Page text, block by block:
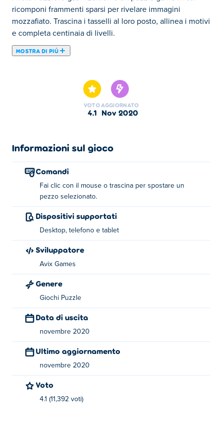
ricomponi frammenti sparsi per rivelare immagini
mozzafiato. Trascina i tasselli al loro posto, allinea i motivi
e completa centinaia di livelli.
MOSTRA DI PIÙ
posiziona nel punto giusto per rivelare un'immagine
straordinaria. Se hai tutti i pezzi al posto giusto, completa
il livello! Ci sono 3 livelli di difficoltà tra cui scegliere:
livelli! Puoi completarli tutti?
Fare clic o trascinare per spostare un pezzo selezionato.
Metti tutti i pezzi per rivelare l'immagine e finire il livello.
Informazioni sul creatore:
Games. Sono noti per i loro giochi Thumb Fighter su
! Suonali qui:
slide-edition
VOTO
4.1
AGGIORNATO
nov 2020
Informazioni sul gioco
Comandi
Fai clic con il mouse o trascina per spostare un
pezzo selezionato.
Dispositivi supportati
Desktop, telefono e tablet
Sviluppatore
Avix Games
Genere
Giochi Puzzle
Data di uscita
novembre 2020
Ultimo aggiornamento
novembre 2020
Voto
4.1 (11,392 voti)